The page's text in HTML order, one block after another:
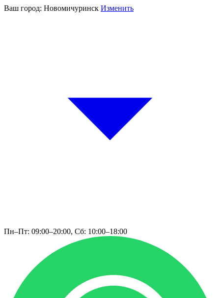
Ваш город: Новомичуринск Изменить
Пн–Пт: 09:00–20:00, Сб: 10:00–18:00